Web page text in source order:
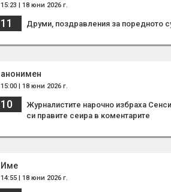
15:23 | 18 юни 2026 г.
11 Друми, поздравления за поредното
анонимен
15:00 | 18 юни 2026 г.
10
Журналистите нарочно избраха
си правите сеира в коментарите
Име
14:55 | 18 юни 2026 г.